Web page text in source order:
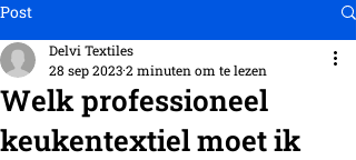
Post
Welk professioneel
keukentextiel moet ik
Delvi Textiles
28 sep 20232 minuten om te lezen